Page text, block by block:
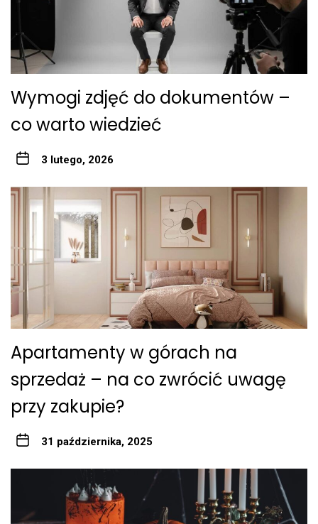
Wymogi zdjęć do dokumentów –
co warto wiedzieć
3 lutego, 2026
Apartamenty w górach na
sprzedaż – na co zwrócić uwagę
przy zakupie?
31 października, 2025